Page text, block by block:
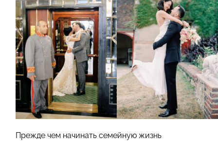
Прежде чем начинать семейную жизнь